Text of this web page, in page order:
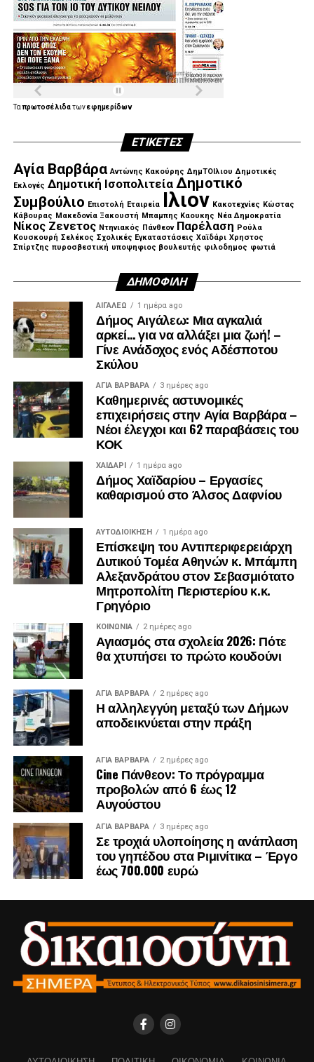
.
.
Ταπρωτοσέλιδατωνεφημερίδων
ΕΤΙΚΈΤΕΣ
Αγία Βαρβάρα Αντώνης Κακούρης ΔημΤΟΙλιου Δημοτικές
Εκλογές Δημοτική Ισοπολιτεία Δημοτικό
Συμβούλιο Επιστολή Εταιρεία Ιλιον Κακοτεχνίες Κώστας
Κάβουρας Μακεδονία Ξακουστή Μπαμπης Καουκης Νέα Δημοκρατία
Νίκος Ζενετος Ντηνιακός Πάνθεον Παρέλαση Ρούλα
Κουσκουρή Σελέκος Σχολικές Εγκαταστάσεις Χαϊδάρι Χρηστος
Σπίρτζης πυροσβεστική υποψηφιος βουλευτής φιλοδημος φωτιά
ΔΗΜΟΦΙΛΉ
ΑΙΓΑΛΕΩ 1 ημέρα ago
Δήμος Αιγάλεω: Μια αγκαλιά
αρκεί… για να αλλάξει μια ζωή! –
Γίνε Ανάδοχος ενός Αδέσποτου
Σκύλου
ΑΓΙΑ ΒΑΡΒΑΡΑ 3 ημέρες ago
Καθημερινές αστυνομικές
επιχειρήσεις στην Αγία Βαρβάρα –
Νέοι έλεγχοι και 62 παραβάσεις του
ΚΟΚ
ΧΑΪΔΑΡΙ 1 ημέρα ago
Δήμος Χαϊδαρίου – Εργασίες
καθαρισμού στο Άλσος Δαφνίου
ΑΥΤΟΔΙΟΊΚΗΣΗ 1 ημέρα ago
Επίσκεψη του Αντιπεριφερειάρχη
Δυτικού Τομέα Αθηνών κ. Μπάμπη
Αλεξανδράτου στον Σεβασμιότατο
Μητροπολίτη Περιστερίου κ.κ.
Γρηγόριο
ΚΟΙΝΩΝΊΑ 2 ημέρες ago
Αγιασμός στα σχολεία 2026: Πότε
θα χτυπήσει το πρώτο κουδούνι
ΑΓΙΑ ΒΑΡΒΑΡΑ 2 ημέρες ago
Η αλληλεγγύη μεταξύ των Δήμων
αποδεικνύεται στην πράξη
ΑΓΙΑ ΒΑΡΒΑΡΑ 2 ημέρες ago
Cine Πάνθεον: Το πρόγραμμα
προβολών από 6 έως 12
Αυγούστου
ΑΓΙΑ ΒΑΡΒΑΡΑ 3 ημέρες ago
Σε τροχιά υλοποίησης η ανάπλαση
του γηπέδου στα Ριμινίτικα – Έργο
έως 700.000 ευρώ